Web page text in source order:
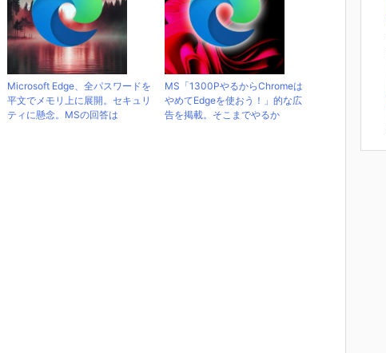
Microsoft Edge、全パスワードを
平文でメモリ上に展開。セキュリ
ティに懸念。MSの回答は
MS「1300PやるからChromeは
やめてEdgeを使おう！」的な広
告を掲載。そこまでやるか